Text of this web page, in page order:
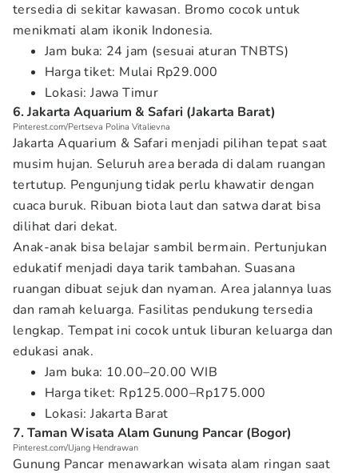
tersedia di sekitar kawasan. Bromo cocok untuk
menikmati alam ikonik Indonesia.
Jam buka: 24 jam (sesuai aturan TNBTS)
Harga tiket: Mulai Rp29.000
Lokasi: Jawa Timur
6. Jakarta Aquarium & Safari (Jakarta Barat)
Pinterest.com/Pertseva Polina Vitalievna
Jakarta Aquarium & Safari menjadi pilihan tepat saat
musim hujan. Seluruh area berada di dalam ruangan
tertutup. Pengunjung tidak perlu khawatir dengan
cuaca buruk. Ribuan biota laut dan satwa darat bisa
dilihat dari dekat.
Anak-anak bisa belajar sambil bermain. Pertunjukan
edukatif menjadi daya tarik tambahan. Suasana
ruangan dibuat sejuk dan nyaman. Area jalannya luas
dan ramah keluarga. Fasilitas pendukung tersedia
lengkap. Tempat ini cocok untuk liburan keluarga dan
edukasi anak.
Jam buka: 10.00–20.00 WIB
Harga tiket: Rp125.000–Rp175.000
Lokasi: Jakarta Barat
7. Taman Wisata Alam Gunung Pancar (Bogor)
Pinterest.com/Ujang Hendrawan
Gunung Pancar menawarkan wisata alam ringan saat